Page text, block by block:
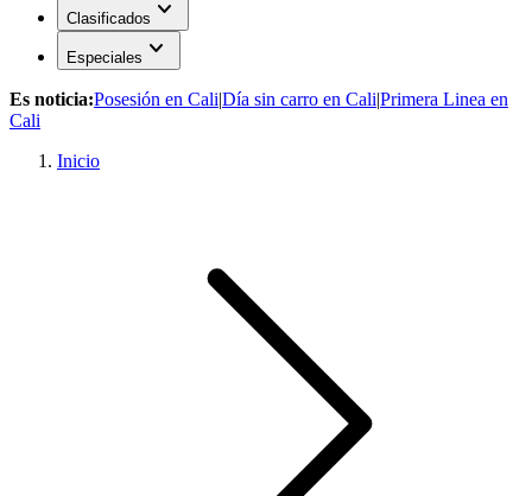
Clasificados expand_more
Especiales expand_more
Es noticia:Posesión en Cali|Día sin carro en Cali|Primera Linea en
Cali
Inicio